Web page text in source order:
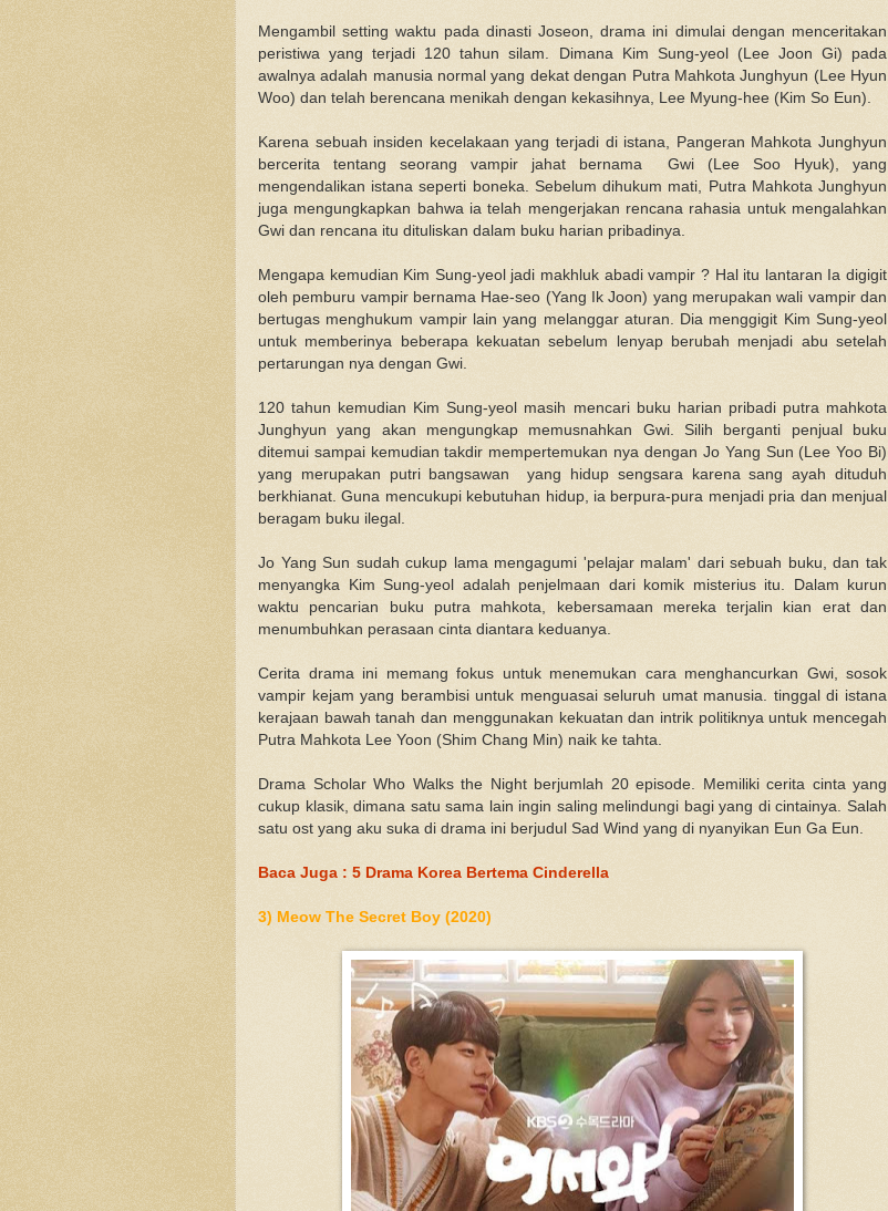
Mengambil setting waktu pada dinasti Joseon, drama ini dimulai dengan menceritakan
peristiwa yang terjadi 120 tahun silam. Dimana Kim Sung-yeol (Lee Joon Gi) pada
awalnya adalah manusia normal yang dekat dengan Putra Mahkota Junghyun (Lee Hyun
Woo) dan telah berencana menikah dengan kekasihnya, Lee Myung-hee (Kim So Eun).
Karena sebuah insiden kecelakaan yang terjadi di istana, Pangeran Mahkota Junghyun
bercerita tentang seorang vampir jahat bernama Gwi (Lee Soo Hyuk), yang
mengendalikan istana seperti boneka. Sebelum dihukum mati, Putra Mahkota Junghyun
juga mengungkapkan bahwa ia telah mengerjakan rencana rahasia untuk mengalahkan
Gwi dan rencana itu dituliskan dalam buku harian pribadinya.
Mengapa kemudian Kim Sung-yeol jadi makhluk abadi vampir ? Hal itu lantaran Ia digigit
oleh pemburu vampir bernama Hae-seo (Yang Ik Joon) yang merupakan wali vampir dan
bertugas menghukum vampir lain yang melanggar aturan. Dia menggigit Kim Sung-yeol
untuk memberinya beberapa kekuatan sebelum lenyap berubah menjadi abu setelah
pertarungan nya dengan Gwi.
120 tahun kemudian Kim Sung-yeol masih mencari buku harian pribadi putra mahkota
Junghyun yang akan mengungkap memusnahkan Gwi. Silih berganti penjual buku
ditemui sampai kemudian takdir mempertemukan nya dengan Jo Yang Sun (Lee Yoo Bi)
yang merupakan putri bangsawan yang hidup sengsara karena sang ayah dituduh
berkhianat. Guna mencukupi kebutuhan hidup, ia berpura-pura menjadi pria dan menjual
beragam buku ilegal.
Jo Yang Sun sudah cukup lama mengagumi 'pelajar malam' dari sebuah buku, dan tak
menyangka Kim Sung-yeol adalah penjelmaan dari komik misterius itu. Dalam kurun
waktu pencarian buku putra mahkota, kebersamaan mereka terjalin kian erat dan
menumbuhkan perasaan cinta diantara keduanya.
Cerita drama ini memang fokus untuk menemukan cara menghancurkan Gwi, sosok
vampir kejam yang berambisi untuk menguasai seluruh umat manusia. tinggal di istana
kerajaan bawah tanah dan menggunakan kekuatan dan intrik politiknya untuk mencegah
Putra Mahkota Lee Yoon (Shim Chang Min) naik ke tahta.
Drama Scholar Who Walks the Night berjumlah 20 episode. Memiliki cerita cinta yang
cukup klasik, dimana satu sama lain ingin saling melindungi bagi yang di cintainya. Salah
satu ost yang aku suka di drama ini berjudul Sad Wind yang di nyanyikan Eun Ga Eun.
Baca Juga : 5 Drama Korea Bertema Cinderella
3) Meow The Secret Boy (2020)